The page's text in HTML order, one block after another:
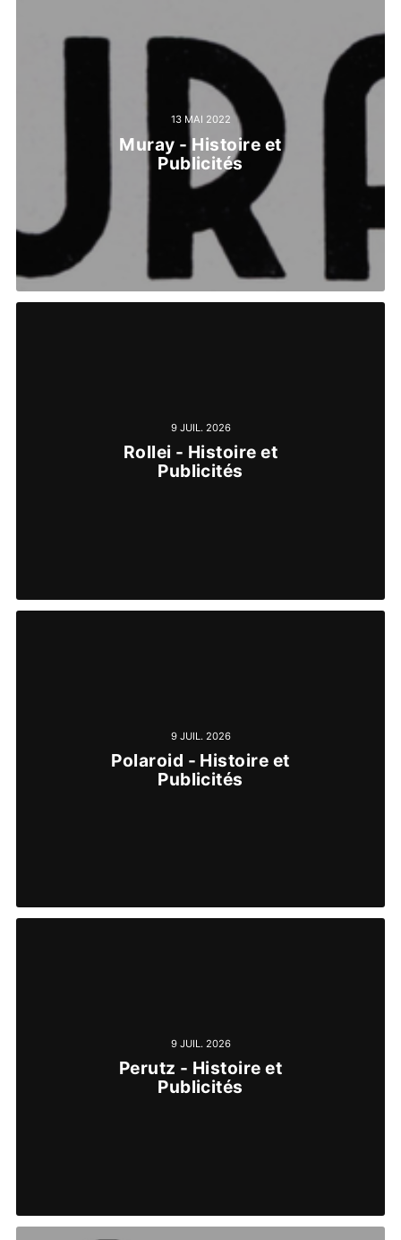
13 MAI 2022
Muray - Histoire et
Publicités
9 JUIL. 2026
Rollei - Histoire et
Publicités
9 JUIL. 2026
Polaroid - Histoire et
Publicités
9 JUIL. 2026
Perutz - Histoire et
Publicités